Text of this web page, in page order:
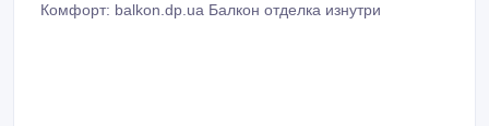
Комфорт: balkon.dp.ua Балкон отделка изнутри